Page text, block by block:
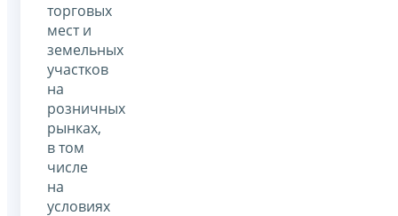
торговых
мест и
земельных
участков
на
розничных
рынках,
в том
числе
на
условиях